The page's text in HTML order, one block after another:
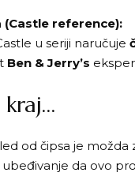
(Castle reference):
u seriji naručuje
Ben & Jerry’s
kraj…
od čipsa je možda
da ovo